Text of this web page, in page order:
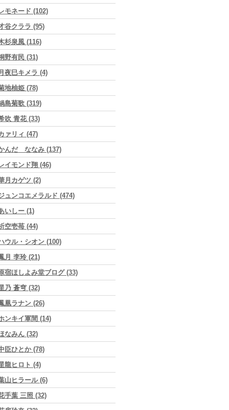
モネード (102)
谷クララ (95)
杉泉風 (116)
野有民 (31)
夜巳キメラ (4)
地柚姫 (78)
島菊歌 (319)
吹 青花 (33)
ァリィ (47)
んだ ななみ (137)
イモンド翔 (46)
月カゲツ (2)
ュンコエメラルド (474)
いしー (1)
空壱苺 (44)
ウル・シオン (100)
月 李玲 (21)
宿ほしよみ堂ブログ (33)
乃 蒼穹 (32)
凰ラナン (26)
ンキイ軍間 (14)
なみん (32)
臣ひとか (78)
龍ヒロト (4)
山ヒラール (6)
手葉 三照 (32)